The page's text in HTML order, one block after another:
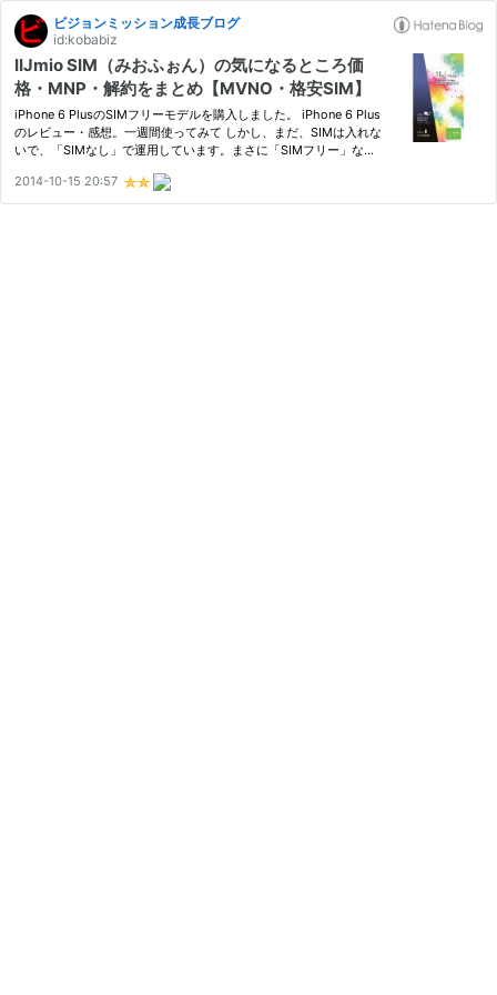
ビジョンミッション成長ブログ
id:kobabiz
IIJmio SIM（みおふぉん）の気になるところ価
格・MNP・解約をまとめ【MVNO・格安SIM】
iPhone 6 PlusのSIMフリーモデルを購入しました。 iPhone 6 Plus
のレビュー・感想。一週間使ってみて しかし、まだ、SIMは入れな
いで、「SIMなし」で運用しています。まさに「SIMフリー」なの
す。 いろいろとサービスがありますし、なかなかわかりにくいと
ころも…
2014-10-15 20:57